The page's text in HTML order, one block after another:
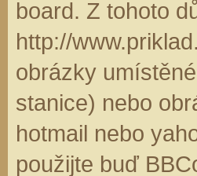
board. Z tohoto
http://
obrázky
stanice) nebo
hotmail nebo
použijte buď